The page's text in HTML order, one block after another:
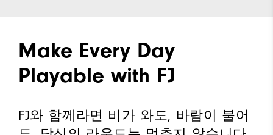
Make Every Day
Playable with FJ
FJ와 함께라면 비가 와도, 바람이 불어